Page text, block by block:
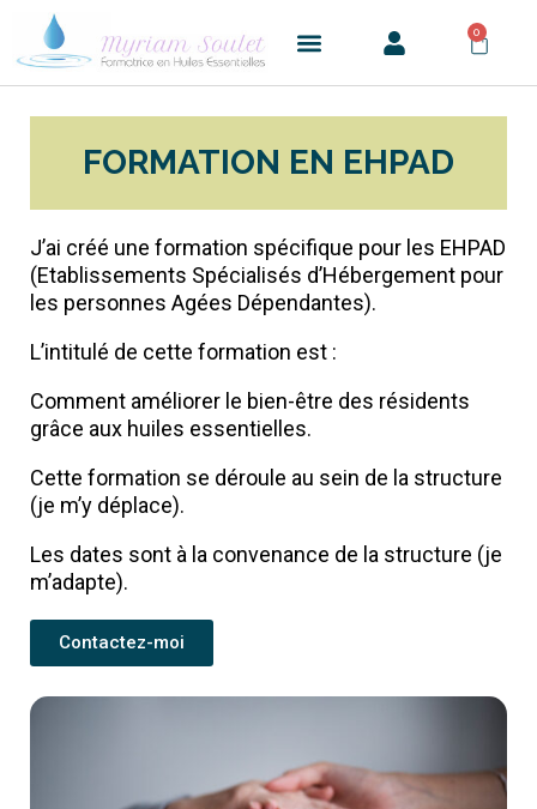
0
FORMATION EN EHPAD
J’ai créé une formation spécifique pour les EHPAD
(Etablissements Spécialisés d’Hébergement pour
les personnes Agées Dépendantes).
L’intitulé de cette formation est :
Comment améliorer le bien-être des résidents
grâce aux huiles essentielles.
Cette formation se déroule au sein de la structure
(je m’y déplace).
Les dates sont à la convenance de la structure (je
m’adapte).
Contactez-moi